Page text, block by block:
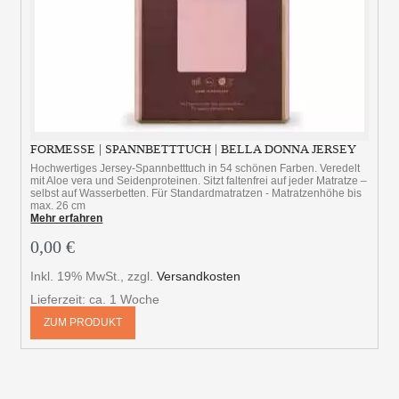
FORMESSE | SPANNBETTTUCH | BELLA DONNA JERSEY
Hochwertiges Jersey-Spannbetttuch in 54 schönen Farben. Veredelt
mit Aloe vera und Seidenproteinen. Sitzt faltenfrei auf jeder Matratze –
selbst auf Wasserbetten. Für Standardmatratzen - Matratzenhöhe bis
max. 26 cm
Mehr erfahren
0,00 €
Inkl. 19% MwSt.,zzgl.Versandkosten
Lieferzeit: ca. 1 Woche
ZUM PRODUKT